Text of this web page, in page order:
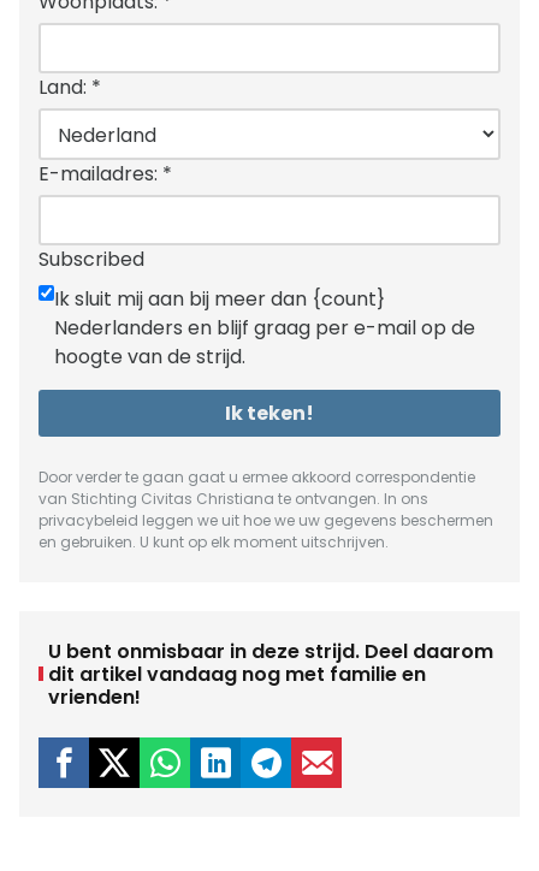
Land: *
E-mailadres: *
Subscribed
Ik sluit mij aan bij meer dan {count}
Nederlanders en blijf graag per e-mail op de
hoogte van de strijd.
Ik teken!
Door verder te gaan gaat u ermee akkoord correspondentie
van Stichting Civitas Christiana te ontvangen. In ons
privacybeleid leggen we uit hoe we uw gegevens beschermen
en gebruiken. U kunt op elk moment uitschrijven.
U bent onmisbaar in deze strijd. Deel daarom
dit artikel vandaag nog met familie en
vrienden!